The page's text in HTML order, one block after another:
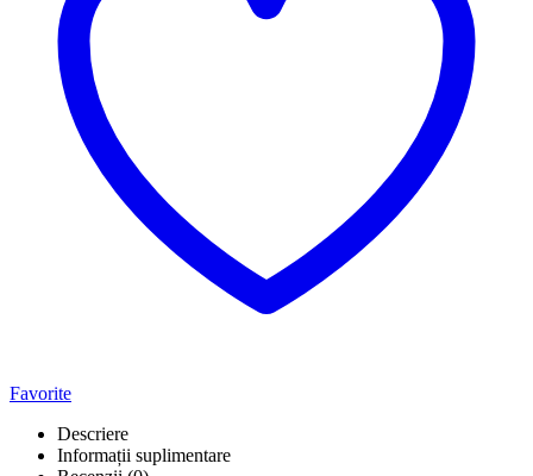
Favorite
Descriere
Informații suplimentare